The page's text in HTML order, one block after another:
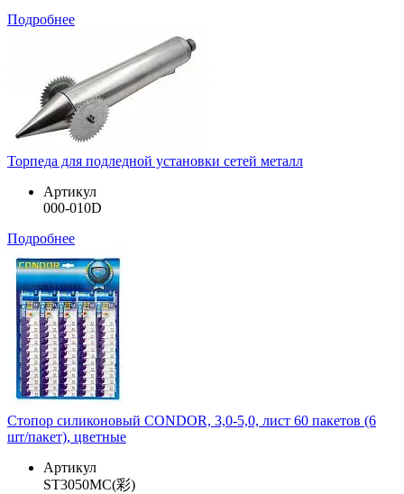
Подробнее
Торпеда для подледной установки сетей металл
Артикул
000-010D
Подробнее
Стопор силиконовый CONDOR, 3,0-5,0, лист 60 пакетов (6
шт/пакет), цветные
Артикул
ST3050MC(彩)